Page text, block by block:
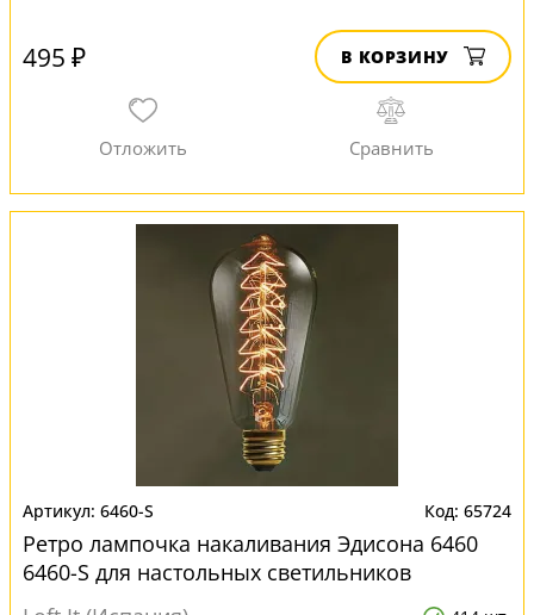
495 ₽ В КОРЗИНУ
6460-S 65724
Ретро лампочка накаливания Эдисона 6460
6460-S для настольных светильников